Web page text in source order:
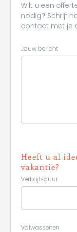
Wilt u een
nodig? Schrijf
contact met je
Jouw bericht
Heeft u al
vakantie?
Verblijfsduur
Volwassenen